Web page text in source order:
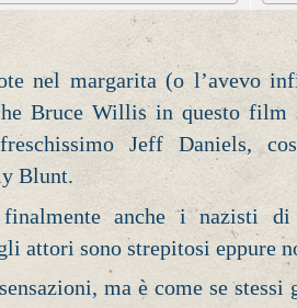
nel margarita (o l’avevo
Bruce Willis in questo film
Jeff Daniels,
Blunt.
anche i nazisti
attori sono strepitosi eppure
ma è come se